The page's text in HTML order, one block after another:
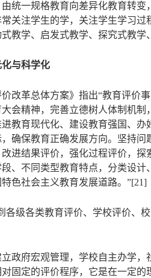
统一规格教育向差异化教育转
关注学生的学，关注学生学习
教学、启发式教学、探究式教
与科学化
价改革总体方案》指出“教育评
会精神，完善立德树人体制机
教育现代化、建设教育强国、
确保教育正确发展方向。坚持
进结果评价，强化过程评价，
、不同类型教育特点，分类设
色社会主义教育发展道路。”[21]
各级各类教育评价、学校评价、
政府宏观管理，学校自主办学
固定的评价程序，它是在一定